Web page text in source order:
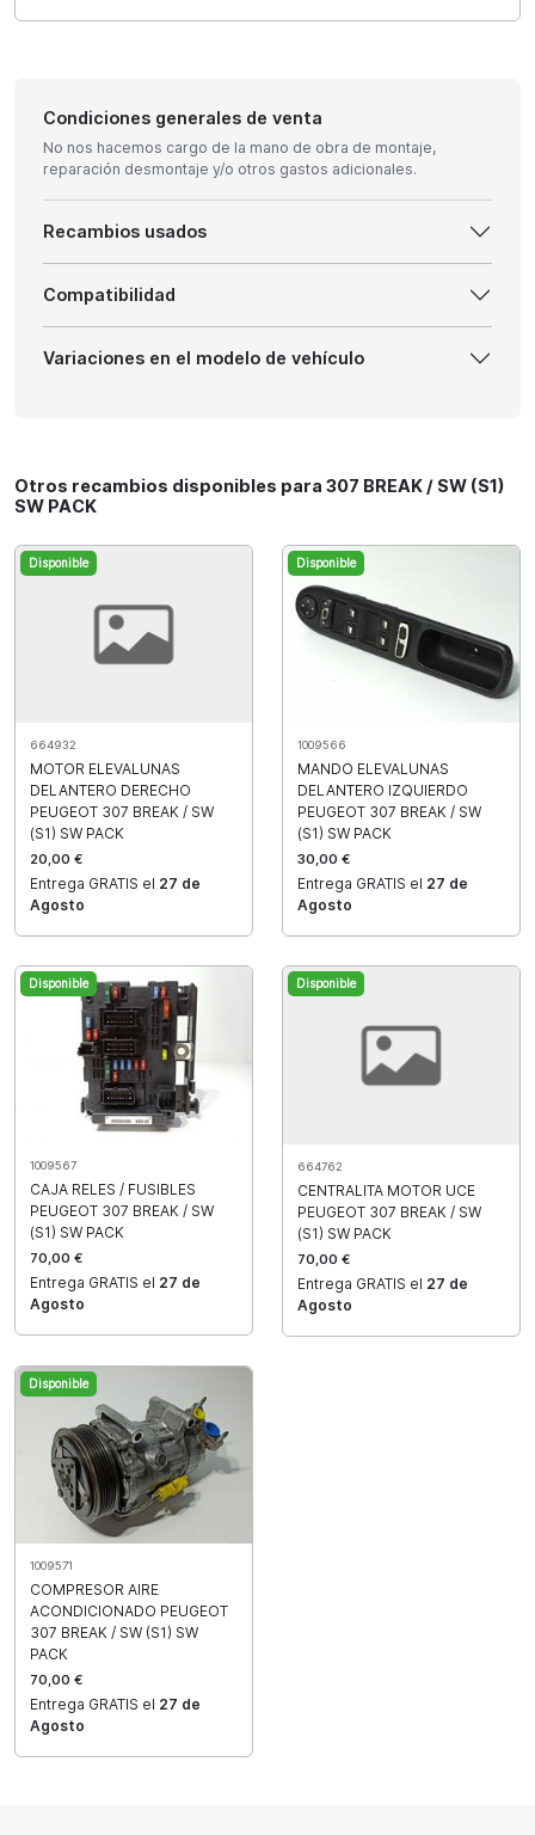
Condiciones generales de venta
No nos hacemos cargo de la mano de obra de montaje,
reparación desmontaje y/o otros gastos adicionales.
Recambios usados
Compatibilidad
Variaciones en el modelo de vehículo
Otros recambios disponibles para 307 BREAK / SW (S1)
SW PACK
Disponible
664932
MOTOR ELEVALUNAS
DELANTERO DERECHO
PEUGEOT 307 BREAK / SW
(S1) SW PACK
20,00 €
Entrega GRATIS el 27 de
Agosto
Disponible
1009566
MANDO ELEVALUNAS
DELANTERO IZQUIERDO
PEUGEOT 307 BREAK / SW
(S1) SW PACK
30,00 €
Entrega GRATIS el 27 de
Agosto
Disponible
1009567
CAJA RELES / FUSIBLES
PEUGEOT 307 BREAK / SW
(S1) SW PACK
70,00 €
Entrega GRATIS el 27 de
Agosto
Disponible
664762
CENTRALITA MOTOR UCE
PEUGEOT 307 BREAK / SW
(S1) SW PACK
70,00 €
Entrega GRATIS el 27 de
Agosto
Disponible
1009571
COMPRESOR AIRE
ACONDICIONADO PEUGEOT
307 BREAK / SW (S1) SW
PACK
70,00 €
Entrega GRATIS el 27 de
Agosto